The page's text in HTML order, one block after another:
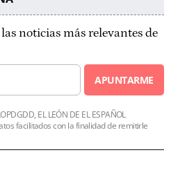
noticias más relevantes de
APUNTARME
EL LEÓN DE EL ESPAÑOL
facilitados con la finalidad de remitirle